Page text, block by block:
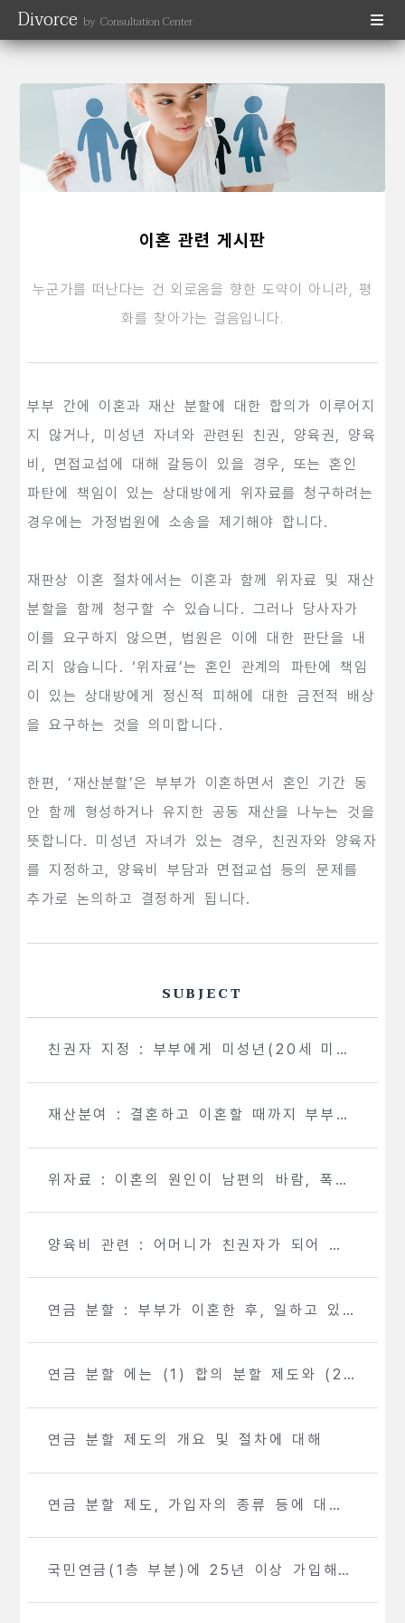
Divorce by Consultation Center
이혼 관련 게시판
누군가를 떠난다는 건 외로움을 향한 도약이 아니라, 평
화를 찾아가는 걸음입니다.
부부 간에 이혼과 재산 분할에 대한 합의가 이루어지
지 않거나, 미성년 자녀와 관련된 친권, 양육권, 양육
비, 면접교섭에 대해 갈등이 있을 경우, 또는 혼인
파탄에 책임이 있는 상대방에게 위자료를 청구하려는
경우에는 가정법원에 소송을 제기해야 합니다.
재판상 이혼 절차에서는 이혼과 함께 위자료 및 재산
분할을 함께 청구할 수 있습니다. 그러나 당사자가
이를 요구하지 않으면, 법원은 이에 대한 판단을 내
리지 않습니다. ‘위자료’는 혼인 관계의 파탄에 책임
이 있는 상대방에게 정신적 피해에 대한 금전적 배상
을 요구하는 것을 의미합니다.
한편, ‘재산분할’은 부부가 이혼하면서 혼인 기간 동
안 함께 형성하거나 유지한 공동 재산을 나누는 것을
뜻합니다. 미성년 자녀가 있는 경우, 친권자와 양육자
를 지정하고, 양육비 부담과 면접교섭 등의 문제를
추가로 논의하고 결정하게 됩니다.
SUBJECT
친권자 지정 : 부부에게 미성년(20세 미
재산분여 : 결혼하고 이혼할 때까지 부부가
위자료 : 이혼의 원인이 남편의 바람, 폭력
양육비 관련 : 어머니가 친권자가 되어 아
연금 분할 : 부부가 이혼한 후, 일하고 있
연금 분할 에는 (1) 합의 분할 제도와 (2)
연금 분할 제도의 개요 및 절차에 대해
연금 분할 제도, 가입자의 종류 등에 대해
국민연금(1층 부분)에 25년 이상 가입해